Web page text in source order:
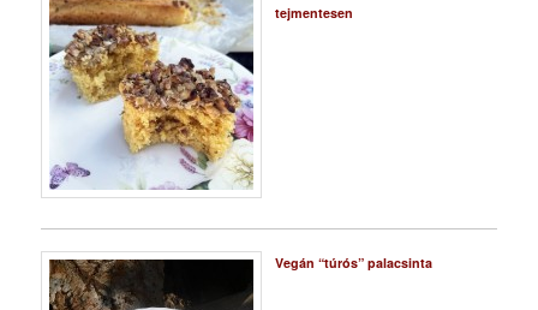
tejmentesen
Vegán “túrós” palacsinta